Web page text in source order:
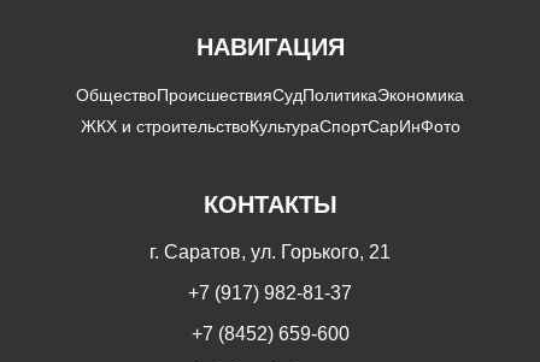
НАВИГАЦИЯ
ОбществоПроисшествияСудПолитикаЭкономика
ЖКХ и строительствоКультураСпортСарИнФото
КОНТАКТЫ
г. Саратов, ул. Горького, 21
+7 (917) 982-81-37
+7 (8452) 659-600